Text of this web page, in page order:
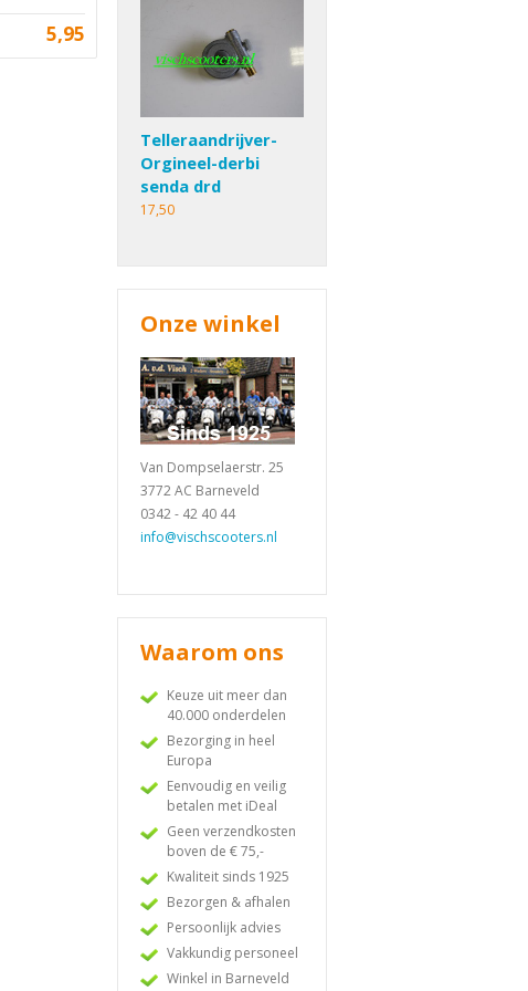
5,95
Telleraandrijver-
Orgineel-derbi
senda drd
17,50
Onze winkel
Van Dompselaerstr. 25
3772 AC Barneveld
0342 - 42 40 44
info@vischscooters.nl
Waarom ons
Keuze uit meer dan
40.000 onderdelen
Bezorging in heel
Europa
Eenvoudig en veilig
betalen met iDeal
Geen verzendkosten
boven de € 75,-
Kwaliteit sinds 1925
Bezorgen & afhalen
Persoonlijk advies
Vakkundig personeel
Winkel in Barneveld